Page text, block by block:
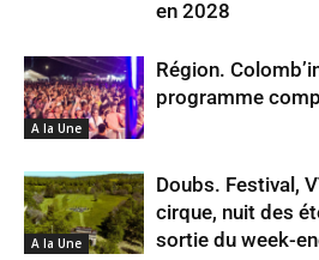
en 2028
A la Une
Région.
programme
A la Une
Doubs. Festival,
cirque, nuit des
sortie du week-